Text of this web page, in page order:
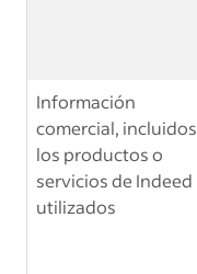
Información
comercial, incluidos
los productos o
servicios de Indeed
utilizados